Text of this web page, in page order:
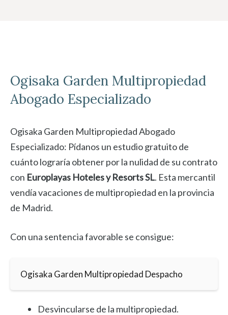
Ogisaka Garden Multipropiedad
Abogado Especializado
Ogisaka Garden Multipropiedad Abogado
Especializado: Pídanos un estudio gratuito de
cuánto lograría obtener por la nulidad de su contrato
con Europlayas Hoteles y Resorts SL. Esta mercantil
vendía vacaciones de multipropiedad en la provincia
de Madrid.
Con una sentencia favorable se consigue:
Ogisaka Garden Multipropiedad Despacho
Desvincularse de la multipropiedad.